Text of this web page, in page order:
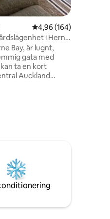
4,96 av 5 i
4,96 (164)
i Herne
Bay, är lugnt,
gata med
ta en kort
Auckland
inom en kort
Bay kaféer,
medan du